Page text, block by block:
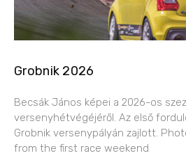
Grobnik 2026
Becsák János képei a 2026-os
versenyhétvégéjéről. Az első
Grobnik versenypályán zajlott.
from the first race weekend